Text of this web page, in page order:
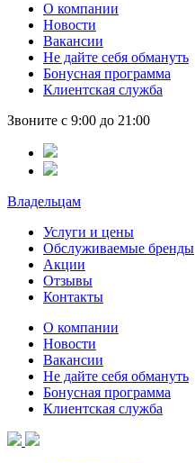
О компании
Новости
Вакансии
Не дайте себя обмануть
Бонусная программа
Клиентская служба
Звоните с 9:00 до 21:00
Владельцам
Услуги и цены
Обслуживаемые бренды
Акции
Отзывы
Контакты
О компании
Новости
Вакансии
Не дайте себя обмануть
Бонусная программа
Клиентская служба